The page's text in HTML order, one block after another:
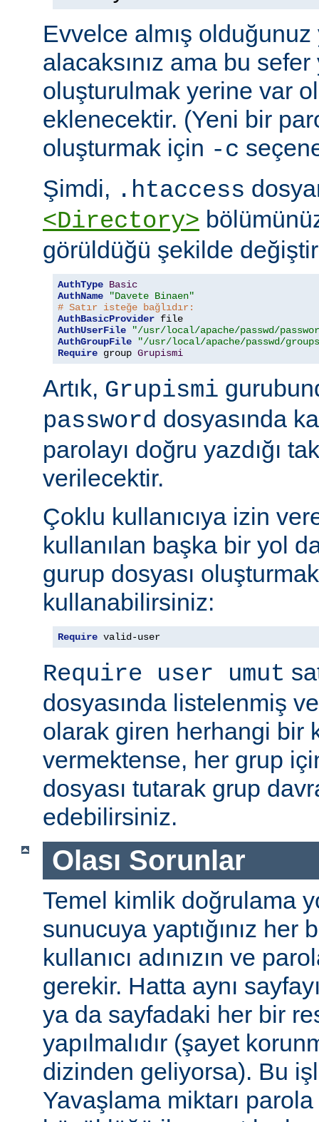
Evvelce almış olduğunuz
alacaksınız ama bu
oluşturulmak yerine var
eklenecektir. (Yeni bir
oluşturmak için -c
Şimdi, .htaccess
<Directory>
görüldüğü şekilde
AuthType Basic
AuthName
"Davete Binaen"
# Satır isteğe bağlıdır:
AuthBasicProvider
AuthUserFile
"/usr/local/apache/passwd/
AuthGroupFile
"/usr/local/apache/passwd/
Require group Grupismi
Artık, Grupismi
password dosyasında
parolayı doğru yazdığı
verilecektir.
Çoklu kullanıcıya izin
kullanılan başka bir yol
gurup dosyası
kullanabilirsiniz:
Require valid-user
Require user umut
dosyasında listelenmiş
olarak giren herhangi bir
vermektense, her grup
dosyası tutarak grup
edebilirsiniz.
Olası Sorunlar
Temel kimlik doğrulama
sunucuya yaptığınız her
kullanıcı adınızın ve
gerekir. Hatta aynı
ya da sayfadaki her bir
yapılmalıdır (şayet
dizinden geliyorsa). Bu
Yavaşlama miktarı parola